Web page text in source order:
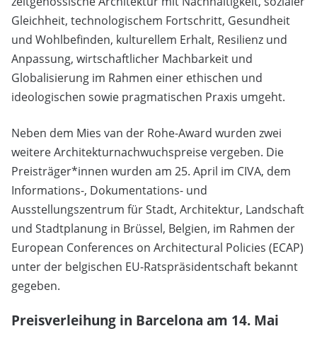
Gleichheit, technologischem Fortschritt, Gesundheit
und Wohlbefinden, kulturellem Erhalt, Resilienz und
Anpassung, wirtschaftlicher Machbarkeit und
Globalisierung im Rahmen einer ethischen und
ideologischen sowie pragmatischen Praxis umgeht.
Neben dem Mies van der Rohe-Award wurden zwei
weitere Architekturnachwuchspreise vergeben. Die
Preisträger*innen wurden am 25. April im CIVA, dem
Informations-, Dokumentations- und
Ausstellungszentrum für Stadt, Architektur, Landschaft
und Stadtplanung in Brüssel, Belgien, im Rahmen der
European Conferences on Architectural Policies (ECAP)
unter der belgischen EU-Ratspräsidentschaft bekannt
gegeben.
Preisverleihung in Barcelona am 14. Mai